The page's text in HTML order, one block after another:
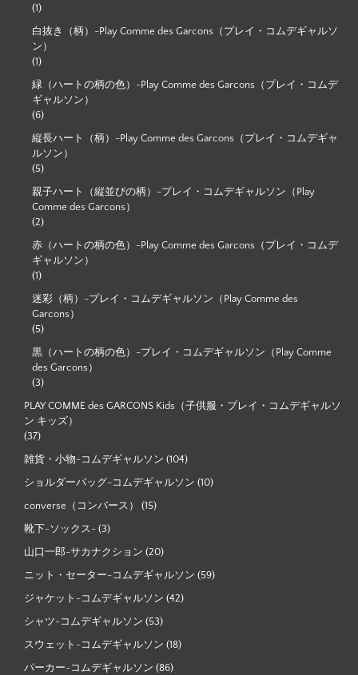
(1)
白抜き（柄）-Play Comme des Garcons（プレイ・コムデギャルソ
ン）
(1)
緑（ハートの柄の色）-Play Comme des Garcons（プレイ・コムデ
ギャルソン）
(6)
縦長ハート（柄）-Play Comme des Garcons（プレイ・コムデギャ
ルソン）
(5)
親子ハート（縦並びの柄）-プレイ・コムデギャルソン（Play
Comme des Garcons）
(2)
赤（ハートの柄の色）-Play Comme des Garcons（プレイ・コムデ
ギャルソン）
(1)
迷彩（柄）-プレイ・コムデギャルソン（Play Comme des
Garcons）
(5)
黒（ハートの柄の色）-プレイ・コムデギャルソン（Play Comme
des Garcons）
(3)
PLAY COMME des GARCONS Kids（子供服・プレイ・コムデギャルソ
ン キッズ）
(37)
雑貨・小物-コムデギャルソン (104)
ショルダーバッグ-コムデギャルソン (10)
converse（コンバース） (15)
靴下-ソックス- (3)
山口一郎-サカナクション (20)
ニット・セーター-コムデギャルソン (59)
ジャケット-コムデギャルソン (42)
シャツ-コムデギャルソン (53)
スウェット-コムデギャルソン (18)
パーカー-コムデギャルソン (86)